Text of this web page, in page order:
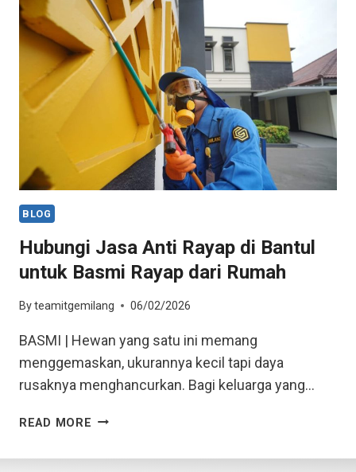
BLOG
Hubungi Jasa Anti Rayap di Bantul
untuk Basmi Rayap dari Rumah
Byteamitgemilang 06/02/2026
BASMI | Hewan yang satu ini memang
menggemaskan, ukurannya kecil tapi daya
rusaknya menghancurkan. Bagi keluarga yang…
READ MORE